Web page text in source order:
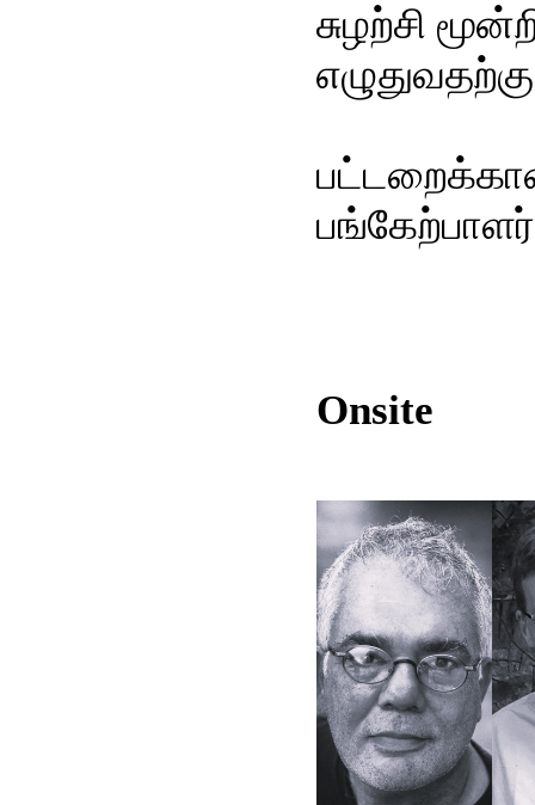
சுழற்சி
Onsite